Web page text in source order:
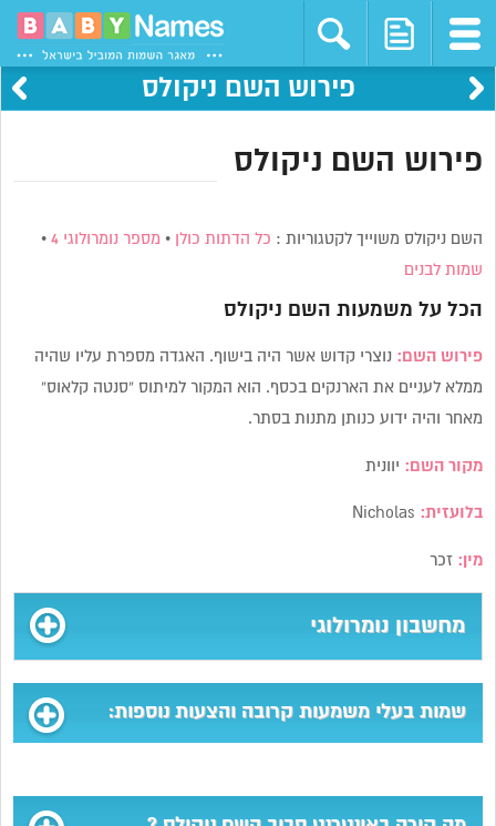
פירוש השם ניקולס
פירוש השם ניקולס
השם ניקולס משוייך לקטגוריות : כל הדתות כולן • מספר נומרולוגי 4 •
שמות לבנים
הכל על משמעות השם ניקולס
פירוש השם: נוצרי קדוש אשר היה בישוף. האגדה מספרת עליו שהיה
ממלא לעניים את הארנקים בכסף. הוא המקור למיתוס “סנטה קלאוס”
מאחר והיה ידוע כנותן מתנות בסתר.
מקור השם: יוונית
בלועזית:
מין: זכר
מחשבון נומרולוגי
שמות בעלי משמעות קרובה והצעות נוספות: